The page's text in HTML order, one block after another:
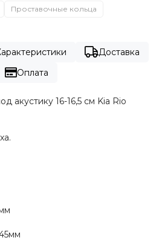
Проставочные кольца
Доставка
Оплата
акустику 16-16,5 см Kia Rio